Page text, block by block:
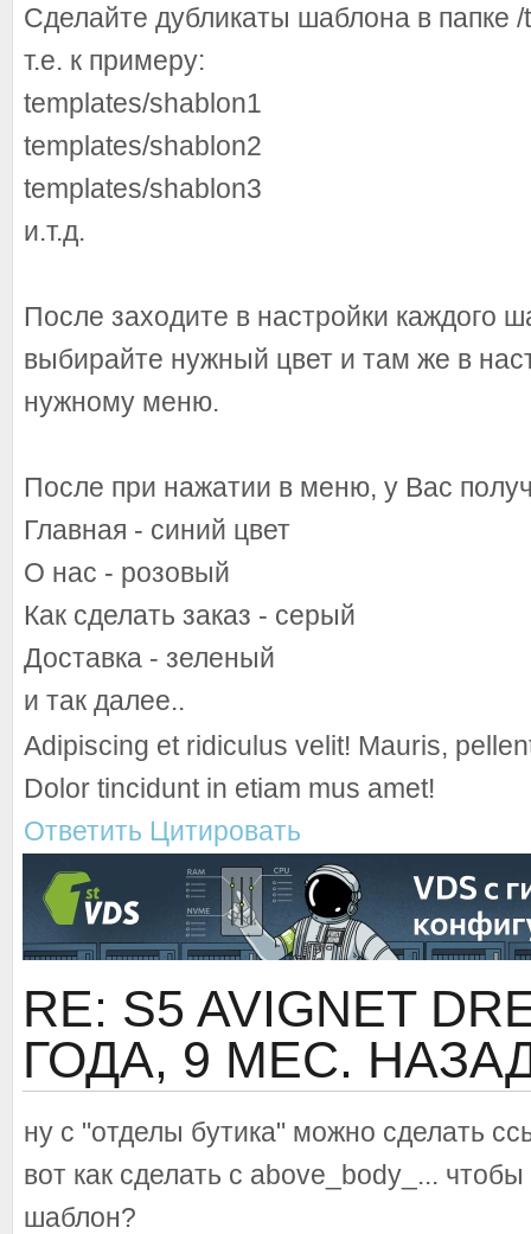
Сделайте дубликаты шаблона в папке
т.е. к примеру:
templates/shablon1
templates/shablon2
templates/shablon3
и.т.д.
После заходите в настройки каждого
выбирайте нужный цвет и там же в
нужному меню.
После при нажатии в меню, у Вас
Главная - синий цвет
О нас - розовый
Как сделать заказ - серый
Доставка - зеленый
и так далее..
Adipiscing et ridiculus velit! Mauris,
Dolor tincidunt in etiam mus amet!
Ответить Цитировать
RE: S5 AVIGNET
ГОДА, 9 МЕС.
ну с "отделы бутика" можно сделать
вот как сделать с above_body_...
шаблон?